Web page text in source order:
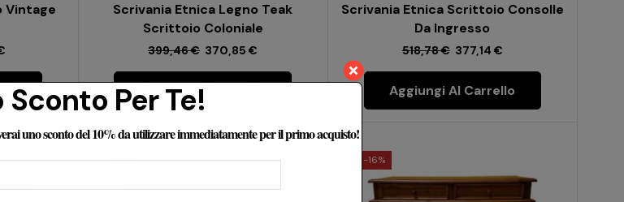
Vintage
Scrivania Etnica Legno Teak
Scrittoio Coloniale
399,46€ 370,85€
Aggiungi Al Carrello
Scrivania Etnica Scrittoio Consolle
Da Ingresso
518,78€ 377,14 €
Aggiungi Al Carrello
-16% -16%
Sconto Per Te!
uno sconto del 10% da utilizzare immediatamente per il primo acquisto!